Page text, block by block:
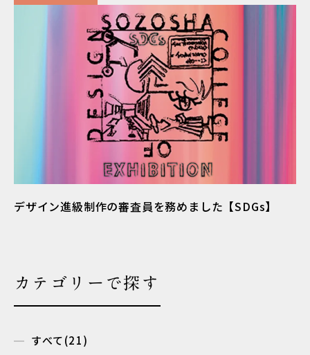
デザイン進級制作の審査員を務めました【SDGs】
カテゴリーで探す
すべて(21)